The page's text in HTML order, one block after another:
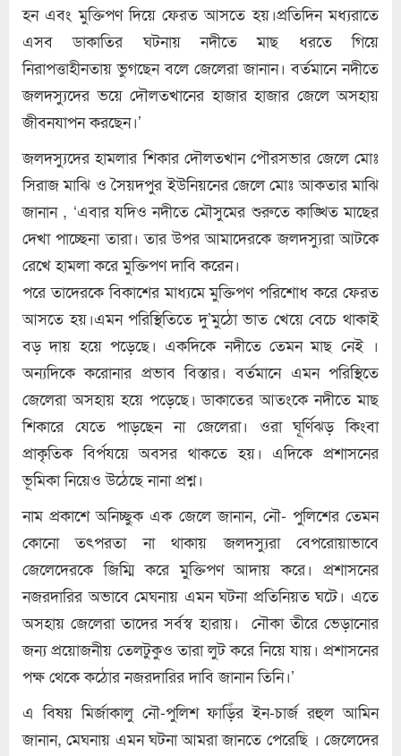
হন এবং মুক্তিপণ দিয়ে ফেরত আসতে হয়।প্রতিদিন মধ্যরাতে
এসব ডাকাতির ঘটনায় নদীতে মাছ ধরতে গিয়ে
নিরাপত্তাহীনতায় ভুগছেন বলে জেলেরা জানান। বর্তমানে নদীতে
জলদস্যুদের ভয়ে দৌলতখানের হাজার হাজার জেলে অসহায়
জীবনযাপন করছেন।’
জলদস্যুদের হামলার শিকার দৌলতখান পৌরসভার জেলে মোঃ
সিরাজ মাঝি ও সৈয়দপুর ইউনিয়নের জেলে মোঃ আকতার মাঝি
জানান , ‘এবার যদিও নদীতে মৌসুমের শুরুতে কাঙ্খিত মাছের
দেখা পাচ্ছেনা তারা। তার উপর আমাদেরকে জলদস্যুরা আটকে
রেখে হামলা করে মুক্তিপণ দাবি করেন।
পরে তাদেরকে বিকাশের মাধ্যমে মুক্তিপণ পরিশোধ করে ফেরত
আসতে হয়।এমন পরিস্থিতিতে দু’মুঠো ভাত খেয়ে বেচে থাকাই
বড় দায় হয়ে পড়েছে। একদিকে নদীতে তেমন মাছ নেই ।
অন্যদিকে করোনার প্রভাব বিস্তার। বর্তমানে এমন পরিস্থিতে
জেলেরা অসহায় হয়ে পড়েছে। ডাকাতের আতংকে নদীতে মাছ
শিকারে যেতে পাড়ছেন না জেলেরা। ওরা ঘূর্ণিঝড় কিংবা
প্রাকৃতিক বির্পযয়ে অবসর থাকতে হয়। এদিকে প্রশাসনের
ভূমিকা নিয়েও উঠেছে নানা প্রশ্ন।
নাম প্রকাশে অনিচ্ছুক এক জেলে জানান, নৌ- পুলিশের তেমন
কোনো তৎপরতা না থাকায় জলদস্যুরা বেপরোয়াভাবে
জেলেদেরকে জিম্মি করে মুক্তিপণ আদায় করে। প্রশাসনের
নজরদারির অভাবে মেঘনায় এমন ঘটনা প্রতিনিয়ত ঘটে। এতে
অসহায় জেলেরা তাদের সর্বস্ব হারায়। নৌকা তীরে ভেড়ানোর
জন্য প্রয়োজনীয় তেলটুকুও তারা লুট করে নিয়ে যায়। প্রশাসনের
পক্ষ থেকে কঠোর নজরদারির দাবি জানান তিনি।’
এ বিষয় মির্জাকালু নৌ-পুলিশ ফাড়িঁর ইন-চার্জ রহুল আমিন
জানান, মেঘনায় এমন ঘটনা আমরা জানতে পেরেছি । জেলেদের